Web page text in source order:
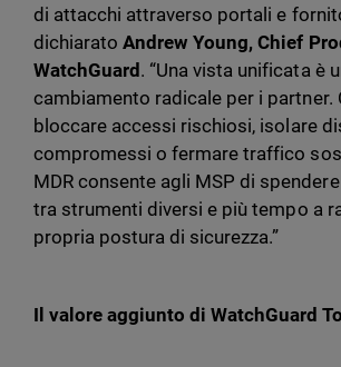
di attacchi attraverso portali e
dichiaratoAndrew Young, Chief
WatchGuard . “Una vista unificata è
cambiamento radicale per i partner.
bloccare accessi rischiosi, isolare
compromessi o fermare traffico
MDR consente agli MSP di
tra strumenti diversi e più tempo a
propria postura di sicurezza.”
Il valore aggiunto di WatchGuard